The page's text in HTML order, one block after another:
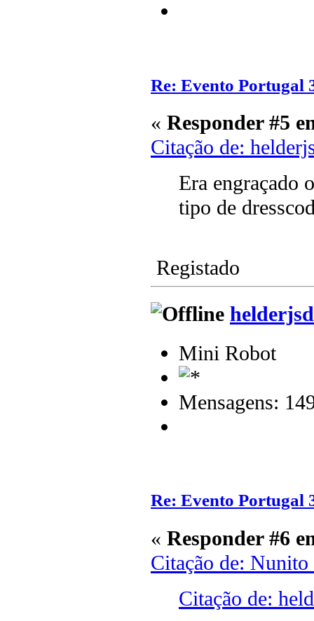
Re: Evento Portugal
« Responder #5
Citação de:
Era engraçado
tipo de
Registado
helderjsd
Mini Robot
Mensagens:
Re: Evento Portugal
« Responder #6
Citação de:
Citação de: